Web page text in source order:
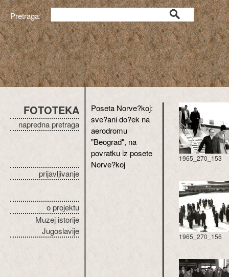
Pretraga:
FOTOTEKA
napredna pretraga
prijavljivanje
o projektu
Muzej istorije
Jugoslavije
Poseta Norve?koj:
sve?ani do?ek na
aerodromu
"Beograd", na
povratku iz posete
Norve?koj
1965_270_153
1965_270_156